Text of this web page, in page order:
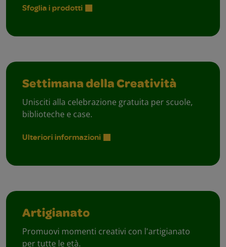
Sfoglia i prodotti
Settimana della Creatività
Unisciti alla celebrazione gratuita per scuole,
biblioteche e case.
Ulteriori informazioni
Artigianato
Promuovi momenti creativi con l'artigianato
per tutte le età.